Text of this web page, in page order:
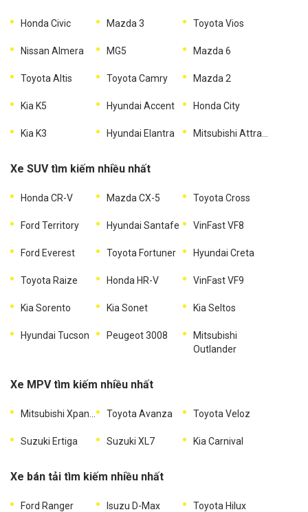
Honda Civic Mazda 3 Toyota Vios
Nissan Almera MG5 Mazda 6
Toyota Altis Toyota Camry Mazda 2
Kia K5 Hyundai Accent Honda City
Kia K3 Hyundai Elantra
Xe SUV tìm kiếm nhiều nhất
Honda CR-V Mazda CX-5 Toyota Cross
Ford Territory Hyundai Santafe VinFast VF8
Ford Everest Toyota Fortuner Hyundai Creta
Toyota Raize Honda HR-V VinFast VF9
Kia Sorento Kia Sonet Kia Seltos
Hyundai Tucson Peugeot 3008
Mitsubishi
Outlander
Xe MPV tìm kiếm nhiều nhất
Toyota Avanza Toyota Veloz
Suzuki Ertiga Suzuki XL7 Kia Carnival
Xe bán tải tìm kiếm nhiều nhất
Ford Ranger Isuzu D-Max Toyota Hilux